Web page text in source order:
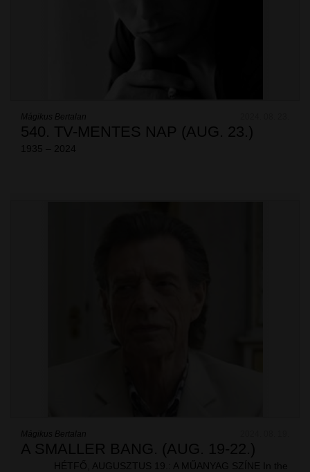
Mágikus Bertalan
540. TV-MENTES NAP (AUG. 23.)
1935 – 2024
Mágikus Bertalan
A SMALLER BANG. (AUG. 19-22.)
HÉTFŐ, AUGUSZTUS 19.: A MŰANYAG SZÍNE In the